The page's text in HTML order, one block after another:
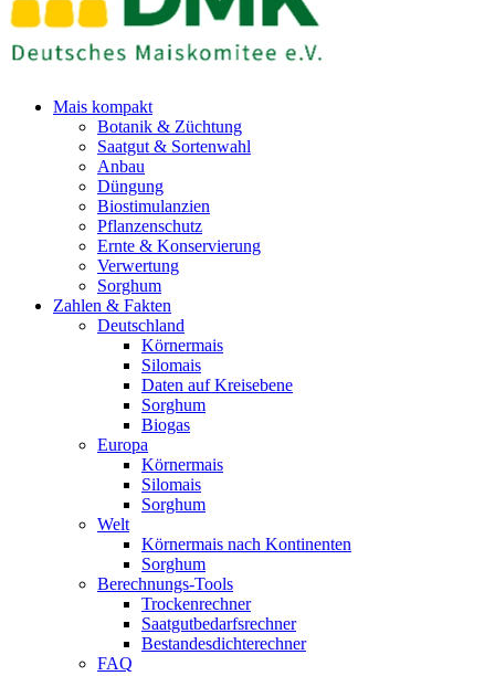
Mais kompakt
Botanik & Züchtung
Saatgut & Sortenwahl
Anbau
Düngung
Biostimulanzien
Pflanzenschutz
Ernte & Konservierung
Verwertung
Sorghum
Zahlen & Fakten
Deutschland
Körnermais
Silomais
Daten auf Kreisebene
Sorghum
Biogas
Europa
Körnermais
Silomais
Sorghum
Welt
Körnermais nach Kontinenten
Sorghum
Berechnungs-Tools
Trockenrechner
Saatgutbedarfsrechner
Bestandesdichterechner
FAQ